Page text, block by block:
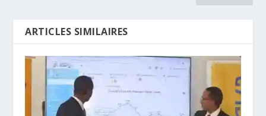
ARTICLES SIMILAIRES